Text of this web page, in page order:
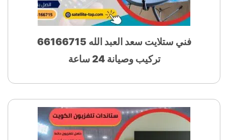
فني ستلايت سعد العبد الله 66166715
تركيب وصيانة 24 ساعة